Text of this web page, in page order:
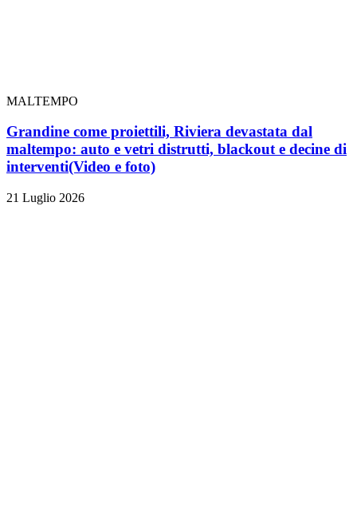
MALTEMPO
Grandine come proiettili, Riviera devastata dal
maltempo: auto e vetri distrutti, blackout e decine di
interventi(Video e foto)
21 Luglio 2026